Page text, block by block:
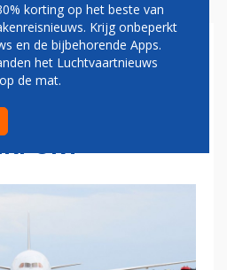
KLEINE
VLUCHT
VANAF
korting op het beste van
Krijg onbeperkt
en de bijbehorende Apps.
het Luchtvaartnieuws
de mat.